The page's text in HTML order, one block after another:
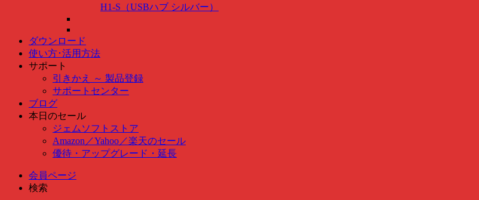
H1-S（USBハブ シルバー）
ダウンロード
使い方･活用方法
サポート
引きかえ ～ 製品登録
サポートセンター
ブログ
本日のセール
ジェムソフトストア
Amazon ／Yahoo ／楽天のセール
優待・アップグレード・延長
会員ページ
検索